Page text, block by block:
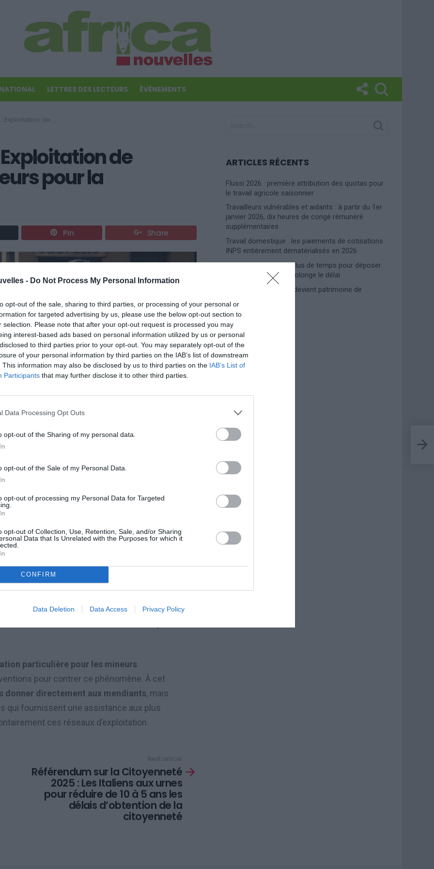
- Do Not Process My Personal Information
opt-out of the sale, sharing to third parties, or processing of your personal or
for targeted advertising by us, please use the below opt-out section to
selection. Please note that after your opt-out request is processed you may
interest-based ads based on personal information utilized by us or personal
to third parties prior to your opt-out. You may separately opt-out of the
of your personal information by third parties on the IAB’s list of downstream
This information may also be disclosed by us to third parties on the IAB’s List of
Participants that may further disclose it to other third parties.
Data Processing Opt Outs
opt-out of the Sharing of my personal data.
opt-out of the Sale of my Personal Data.
opt-out of processing my Personal Data for Targeted
opt-out of Collection, Use, Retention, Sale, and/or Sharing
Data that Is Unrelated with the Purposes for which it
CONFIRM
Data Deletion Data Access Privacy Policy
LETTRES DES LECTEURS ÉVÉNEMENTS
et de mineurs pour la mendicité
de
pour la
Pin Share
des droits de l’homme et des médias
dans le pays. Ces réseaux exploitent
enfants, pour obtenir de l’argent par la
tunisiennes.
exploitée peut générer jusqu’à
, créant un commerce illicite en
nombre de mendiants venant d’Afrique
particulière pour les mineurs
pour contrer ce phénomène. À cet
donner directement aux mendiants, mais
qui fournissent une assistance aux plus
ces réseaux d’exploitation.
Next article
Référendum sur la Citoyenneté
2025 : Les Italiens aux urnes
pour réduire de 10 à 5 ans les
délais d’obtention de la
citoyenneté
ARTICLES RÉCENTS
Flussi 2026 : première attribution des quotas pour
le travail agricole saisonnier
Travailleurs vulnérables et aidants : à partir du 1er
janvier 2026, dix heures de congé rémunéré
supplémentaires
Travail domestique : les paiements de cotisations
INPS entièrement dématérialisés en 2026
Prime de naissance, plus de temps pour déposer
la demande : l’INPS prolonge le délai
Lampedusa, l’accueil devient patrimoine de
Photoshoot Paris